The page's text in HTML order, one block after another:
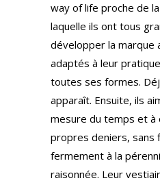
way of life proche de
laquelle ils ont tous
développer la marque
adaptés à leur
toutes ses formes.
apparaît. Ensuite, ils
mesure du temps et à
propres deniers, sans
fermement à la
raisonnée. Leur